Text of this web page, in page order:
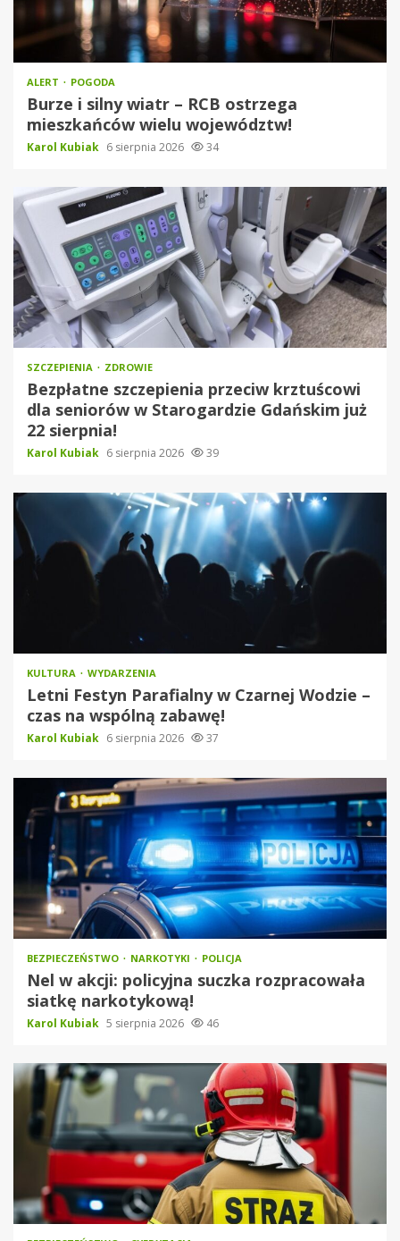
ALERT POGODA
Burze i silny wiatr – RCB ostrzega
mieszkańców wielu województw!
Karol Kubiak 6 sierpnia 2026 34
SZCZEPIENIA ZDROWIE
Bezpłatne szczepienia przeciw krztuścowi
dla seniorów w Starogardzie Gdańskim już
22 sierpnia!
Karol Kubiak 6 sierpnia 2026 39
KULTURA WYDARZENIA
Letni Festyn Parafialny w Czarnej Wodzie –
czas na wspólną zabawę!
Karol Kubiak 6 sierpnia 2026 37
BEZPIECZEŃSTWO NARKOTYKI POLICJA
Nel w akcji: policyjna suczka rozpracowała
siatkę narkotykową!
Karol Kubiak 5 sierpnia 2026 46